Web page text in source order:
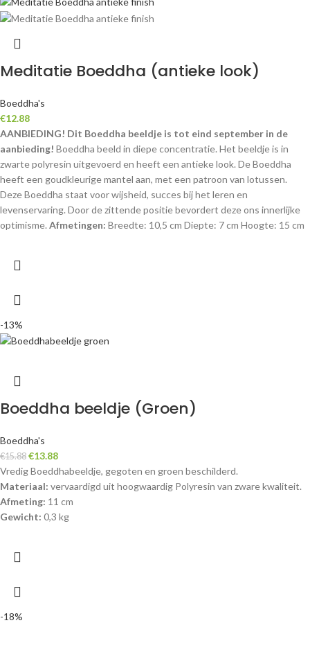
Meditatie Boeddha (antieke look)
Boeddha's
€12.88
AANBIEDING! Dit Boeddha beeldje is tot eind september in de
aanbieding! Boeddha beeld in diepe concentratie. Het beeldje is in
zwarte polyresin uitgevoerd en heeft een antieke look. De Boeddha
heeft een goudkleurige mantel aan, met een patroon van lotussen.
Deze Boeddha staat voor wijsheid, succes bij het leren en
levenservaring. Door de zittende positie bevordert deze ons innerlijke
optimisme. Afmetingen: Breedte: 10,5 cm Diepte: 7 cm Hoogte: 15 cm
-13%
Boeddha beeldje (Groen)
Boeddha's
€15.88 €13.88
Vredig Boeddhabeeldje, gegoten en groen beschilderd.
Materiaal: vervaardigd uit hoogwaardig Polyresin van zware kwaliteit.
Afmeting: 11 cm
Gewicht: 0,3 kg
-18%